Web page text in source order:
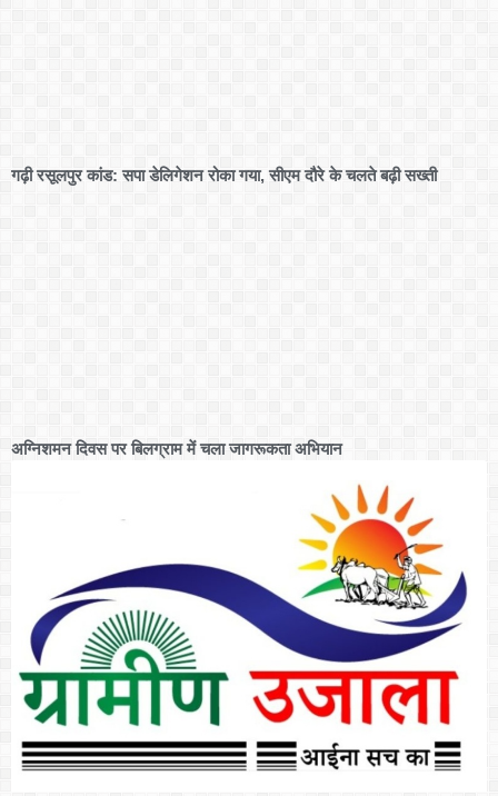
गढ़ी रसूलपुर कांड: सपा डेलिगेशन रोका गया, सीएम दौरे के चलते बढ़ी सख्ती
अग्निशमन दिवस पर बिलग्राम में चला जागरूकता अभियान